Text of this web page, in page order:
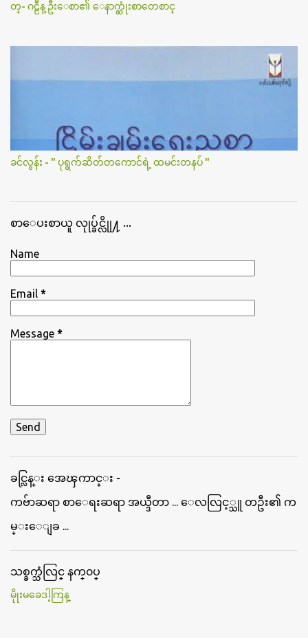
တ္- ဂဠဳန္ ဦးေစာ၏ ေနာက္ဆုံးစာတေစာင္
ခင်လွန်း - " ပုရွက်ဆိတ်တကောင်ရဲ့ ထမင်းတနပ် "
စာေပးစာယူ လုုပ္ခ်င္လိုု႔ ...
Name
Email *
Message *
ခင္လြန္း အေၾကာင္း -
ကဗ်ာဆရာ စာေရးဆရာ အယ္ဒီတာ ... ေလလြင့္သူ တဦး၏ က
မ္းေျခ ...
သစ္ခက္သံလြင္ နက္၀ပ္
မိုုးမခေဒါ့ကြန္